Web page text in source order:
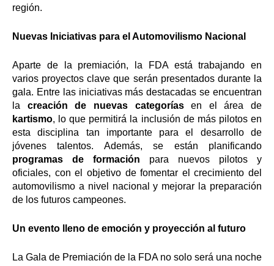
región.
Nuevas Iniciativas para el Automovilismo Nacional
Aparte de la premiación, la FDA está trabajando en
varios proyectos clave que serán presentados durante la
gala. Entre las iniciativas más destacadas se encuentran
la creación de nuevas categoríasen el área de
kartismo, lo que permitirá la inclusión de más pilotos en
esta disciplina tan importante para el desarrollo de
jóvenes talentos. Además, se están planificando
programas de formación para nuevos pilotos y
oficiales, con el objetivo de fomentar el crecimiento del
automovilismo a nivel nacional y mejorar la preparación
de los futuros campeones.
Un evento lleno de emoción y proyección al futuro
La Gala de Premiación de la FDA no solo será una noche